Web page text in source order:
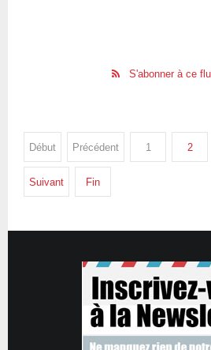
S'abonner à ce
Début Précédent 1 2
Suivant Fin